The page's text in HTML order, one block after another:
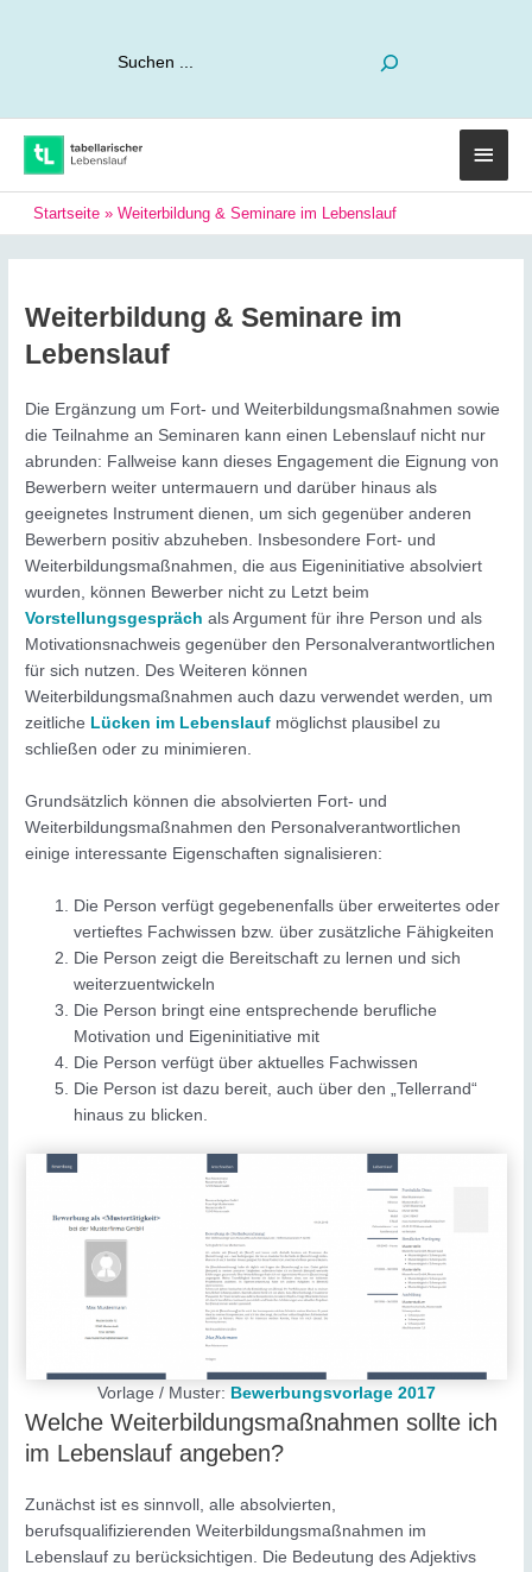
Startseite » Weiterbildung & Seminare im Lebenslauf
Weiterbildung & Seminare im
Lebenslauf
Die Ergänzung um Fort- und Weiterbildungsmaßnahmen sowie
die Teilnahme an Seminaren kann einen Lebenslauf nicht nur
abrunden: Fallweise kann dieses Engagement die Eignung von
Bewerbern weiter untermauern und darüber hinaus als
geeignetes Instrument dienen, um sich gegenüber anderen
Bewerbern positiv abzuheben. Insbesondere Fort- und
Weiterbildungsmaßnahmen, die aus Eigeninitiative absolviert
wurden, können Bewerber nicht zu Letzt beim
Vorstellungsgespräch als Argument für ihre Person und als
Motivationsnachweis gegenüber den Personalverantwortlichen
für sich nutzen. Des Weiteren können
Weiterbildungsmaßnahmen auch dazu verwendet werden, um
zeitliche Lücken im Lebenslauf möglichst plausibel zu
schließen oder zu minimieren.
Grundsätzlich können die absolvierten Fort- und
Weiterbildungsmaßnahmen den Personalverantwortlichen
einige interessante Eigenschaften signalisieren:
Die Person verfügt gegebenenfalls über erweitertes oder
vertieftes Fachwissen bzw. über zusätzliche Fähigkeiten
Die Person zeigt die Bereitschaft zu lernen und sich
weiterzuentwickeln
Die Person bringt eine entsprechende berufliche
Motivation und Eigeninitiative mit
Die Person verfügt über aktuelles Fachwissen
Die Person ist dazu bereit, auch über den „Tellerrand“
hinaus zu blicken.
Vorlage / Muster: Bewerbungsvorlage 2017
Welche Weiterbildungsmaßnahmen sollte ich
im Lebenslauf angeben?
Zunächst ist es sinnvoll, alle absolvierten,
berufsqualifizierenden Weiterbildungsmaßnahmen im
Lebenslauf zu berücksichtigen. Die Bedeutung des Adjektivs